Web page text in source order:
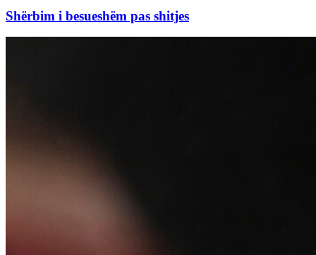
Shërbim i besueshëm pas shitjes